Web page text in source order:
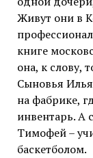
Живут они в
книге
она, к слову,
Сыновья
на фабрике,
инвентарь. А
Тимофей –
баскетболом.